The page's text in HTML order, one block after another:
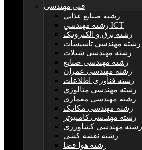
فنی مهندسی
رشته صنايع غذايي
رشته مهندسي ICT
رشته برق و الکترونيک
رشته مهندسي تاسيسات
رشته مهندسی شیلات
رشته مهندسی صنایع
رشته مهندسی عمران
رشته فناوری اطلاعات
رشته مهندسي متالوژي
رشته مهندسی معماری
رشته مهندسی مکانیک
رشته مهندسی کامپیوتر
رشته مهندسی کشاورزی
رشته نقشه کشی
رشته هوا فضا